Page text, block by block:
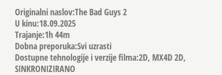
Originalni naslov:The Bad Guys 2
U kinu:18.09.2025
Trajanje:1h 44m
Dobna preporuka:Svi uzrasti
Dostupne tehnologije i verzije filma:2D, MX4D 2D,
SINKRONIZIRANO